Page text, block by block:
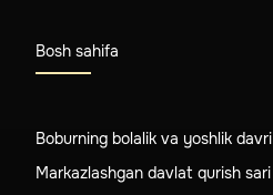
Bosh sahifa
Boburning bolalik va yoshlik davri
Markazlashgan davlat qurish sari